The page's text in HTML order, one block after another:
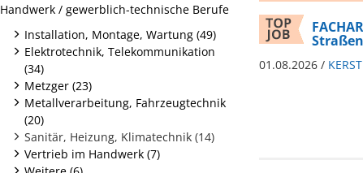
Handwerk / gewerblich-technische Berufe
Installation, Montage, Wartung (49)
Elektrotechnik, Telekommunikation
(34)
Metzger (23)
Metallverarbeitung, Fahrzeugtechnik
(20)
Sanitär, Heizung, Klimatechnik (14)
Vertrieb im Handwerk (7)
01.08.2026 /